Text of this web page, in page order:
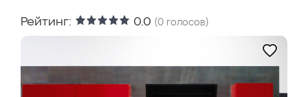
Рейтинг: 0.0 (0 голосов)